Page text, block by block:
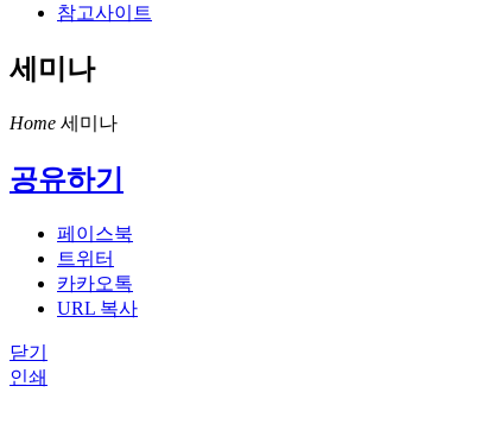
참고사이트
세미나
Home 세미나
공유하기
페이스북
트위터
카카오톡
URL 복사
닫기
인쇄